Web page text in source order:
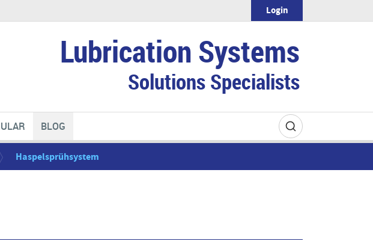
Lubrication Systems
Solutions Specialists
Login
BLOG
Haspelsprühsystem